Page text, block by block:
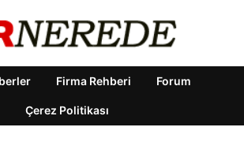
Firma Rehberi Forum
Çerez Politikası